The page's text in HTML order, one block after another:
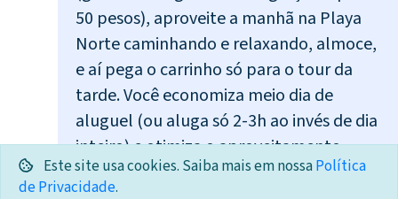
50 pesos), aproveite a manhã na Playa
Norte caminhando e relaxando, almoce,
e aí pega o carrinho só para o tour da
tarde. Você economiza meio dia de
aluguel (ou aluga só 2-3h ao invés de dia
inteiro) e otimiza o aproveitamento.
Este site usa cookies. Saiba mais em nossaPolítica
de Privacidade.